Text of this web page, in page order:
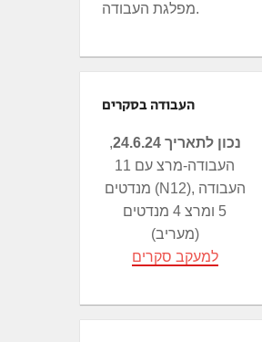
מפלגת העבודה.
העבודה בסקרים
נכון לתאריך 24.6.24
,
העבודה-מרצ עם 11
מנדטים (N12), העבודה
5 ומרצ 4 מנדטים
(מעריב)
למעקב סקרים